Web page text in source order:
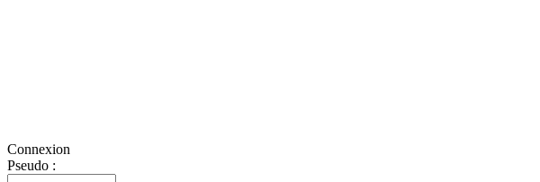
Connexion
Pseudo :